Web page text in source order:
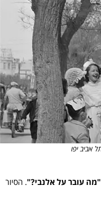
"מה עובר על אלנבי?". הסיור